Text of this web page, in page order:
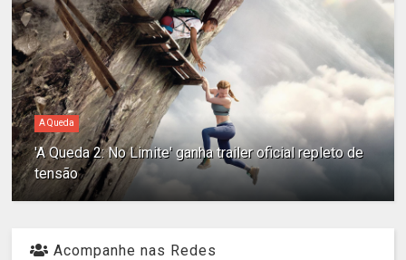
A Queda
'A Queda 2: No Limite' ganha trailer oficial repleto de
tensão
Acompanhe nas Redes